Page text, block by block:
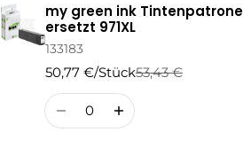
Ihr
Warenkorb
my green ink Tintenpatrone
ersetzt 971XL
133183
50,77 €/Stück
Regulärer
Preis
53,43 €
Verkaufspreis
Menge